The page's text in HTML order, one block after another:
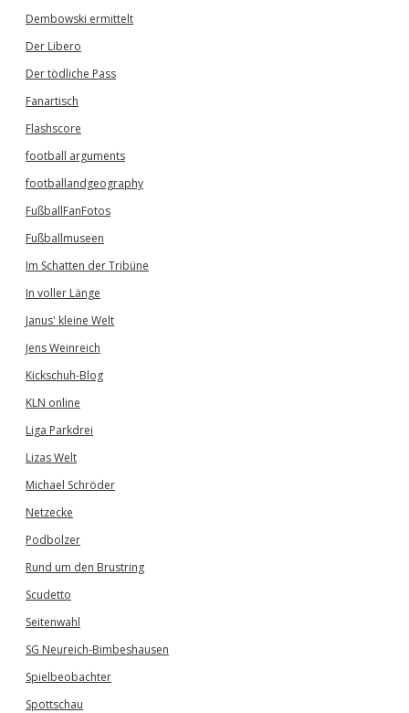
Dembowski ermittelt
Der Libero
Der tödliche Pass
Fanartisch
Flashscore
football arguments
footballandgeography
FußballFanFotos
Fußballmuseen
Im Schatten der Tribüne
In voller Länge
Janus' kleine Welt
Jens Weinreich
Kickschuh-Blog
KLN online
Liga Parkdrei
Lizas Welt
Michael Schröder
Netzecke
Podbolzer
Rund um den Brustring
Scudetto
Seitenwahl
SG Neureich-Bimbeshausen
Spielbeobachter
Spottschau